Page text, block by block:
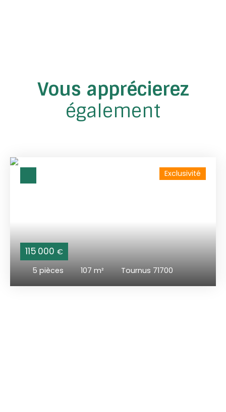
Vous apprécierez
également
115 000 €
5 pièces 107 m² Tournus 71700
Exclusivité